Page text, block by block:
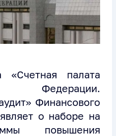
«Счетная палата
Федерации.
Финансового
о наборе на
повышения